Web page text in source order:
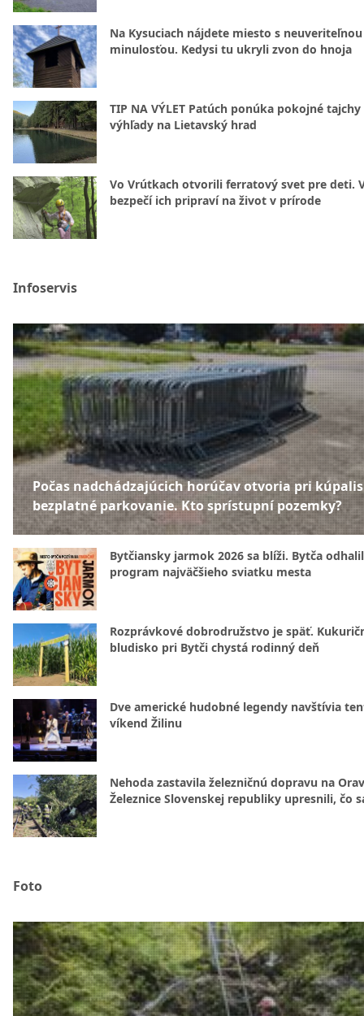
Na Kysuciach nájdete miesto s neuveriteľnou
minulosťou. Kedysi tu ukryli zvon do hnoja
TIP NA VÝLET Patúch ponúka pokojné tajchy
výhľady na Lietavský hrad
Vo Vrútkach otvorili ferratový svet pre deti.
bezpečí ich pripraví na život v prírode
Infoservis
Počas nadchádzajúcich horúčav otvoria pri
bezplatné parkovanie. Kto sprístupní pozemky?
Bytčiansky jarmok 2026 sa blíži. Bytča
program najväčšieho sviatku mesta
Rozprávkové dobrodružstvo je späť.
bludisko pri Bytči chystá rodinný deň
Dve americké hudobné legendy navštívia
víkend Žilinu
Nehoda zastavila železničnú dopravu na
Železnice Slovenskej republiky upresnili, čo
Foto